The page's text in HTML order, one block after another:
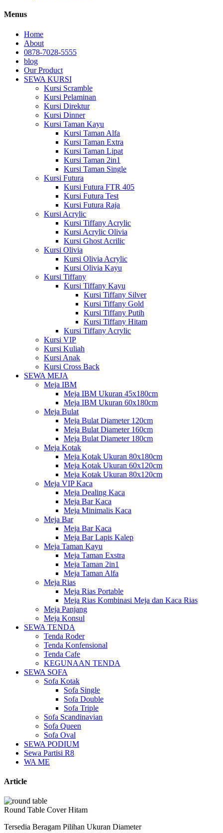
Menus
Home
About
0878-7028-5555
blog
Our Product
SEWA KURSI
Kursi Scramble
Kursi Pelaminan
Kursi Direktur
Kursi Dinner
Kursi Taman Kayu
Kursi Taman Alfa
Kursi Taman Extra
Kursi Taman Lipat
Kursi Taman 2in1
Kursi Taman Single
Kursi Futura
Kursi Futura FTR 405
Kursi Futura Test
Kursi Futura Raja
Kursi Acrylic
Kursi Tiffany Acrylic
Kursi Acrylic Olivia
Kursi Ghost Acrilic
Kursi Olivia
Kursi Olivia Acrylic
Kursi Olivia Kayu
Kursi Tiffany
Kursi Tiffany Kayu
Kursi Tiffany Silver
Kursi Tiffany Gold
Kursi Tiffany Putih
Kursi Tiffany Hitam
Kursi Tiffany Acrylic
Kursi VIP
Kursi Kuliah
Kursi Anak
Kursi Cross Back
SEWA MEJA
Meja IBM
Meja IBM Ukuran 45x180cm
Meja IBM Ukuran 60x180cm
Meja Bulat
Meja Bulat Diameter 120cm
Meja Bulat Diameter 160cm
Meja Bulat Diameter 180cm
Meja Kotak
Meja Kotak Ukuran 80x180cm
Meja Kotak Ukuran 60x120cm
Meja Kotak Ukuran 80x120cm
Meja VIP Kaca
Meja Dealing Kaca
Meja Bar Kaca
Meja Minimalis Kaca
Meja Bar
Meja Bar Kaca
Meja Bar Lapis Kalep
Meja Taman Kayu
Meja Taman Exstra
Meja Taman 2in1
Meja Taman Alfa
Meja Rias
Meja Rias Portable
Meja Rias Kombinasi Meja dan Kaca Rias
Meja Panjang
Meja Konsul
SEWA TENDA
Tenda Roder
Tenda Konfensional
Tenda Cafe
KEGUNAAN TENDA
SEWA SOFA
Sofa Kotak
Sofa Single
Sofa Double
Sofa Triple
Sofa Scandinavian
Sofa Queen
Sofa Oval
SEWA PODIUM
Sewa Partisi R8
WA ME
Article
Round Table Cover Hitam
Tersedia Beragam Pilihan Ukuran Diameter